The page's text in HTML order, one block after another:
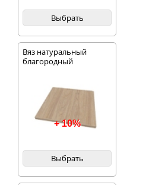
Выбрать
Вяз натуральный
благородный
+ 10%
Выбрать